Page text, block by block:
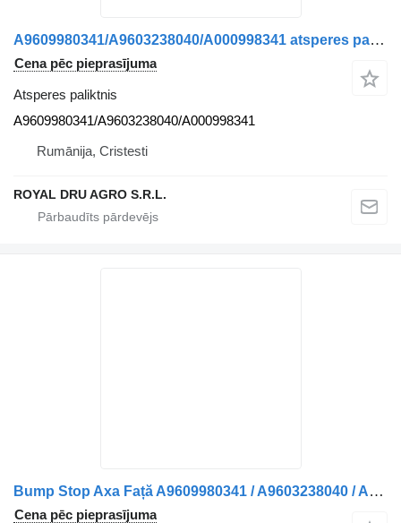
A9609980341/A9603238040/A000998341 atsperes paliktnis paredzēts Mercedes-Benz kravas automašīnas
Cena pēc pieprasījuma
Atsperes paliktnis
A9609980341/A9603238040/A000998341
Rumānija, Cristesti
ROYAL DRU AGRO S.R.L.
Bump Stop Axa Față A9609980341 / A9603238040 / A0009983041 atsperes paliktnis paredzēts Mercedes-Benz Diverse modele Mercedes kravas automašīnas
Cena pēc pieprasījuma